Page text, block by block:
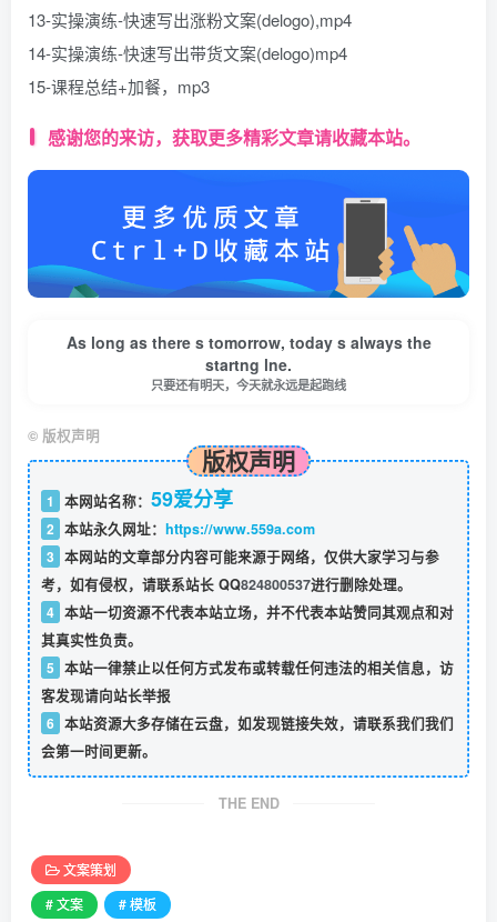
13-实操演练-快速写出涨粉文案(delogo),mp4
14-实操演练-快速写出带货文案(delogo)mp4
15-课程总结+加餐，mp3
感谢您的来访，获取更多精彩文章请收藏本站。
As long as there s tomorrow, today s always the
startng lne.
只要还有明天，今天就永远是起跑线
© 版权声明
版权声明
1 本网站名称： 59爱分享
2 本站永久网址： https://www.559a.com
3 本网站的文章部分内容可能来源于网络，仅供大家学习与参
考，如有侵权，请联系站长 QQ824800537进行删除处理。
4 本站一切资源不代表本站立场，并不代表本站赞同其观点和对
其真实性负责。
5 本站一律禁止以任何方式发布或转载任何违法的相关信息，访
客发现请向站长举报
6 本站资源大多存储在云盘，如发现链接失效，请联系我们我们
会第一时间更新。
THE END
文案策划
# 文案
# 模板